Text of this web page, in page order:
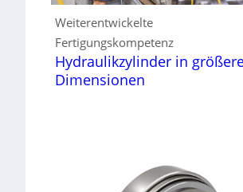
Weiterentwickelte
Fertigungskompetenz
Hydraulikzylinder in
Dimensionen